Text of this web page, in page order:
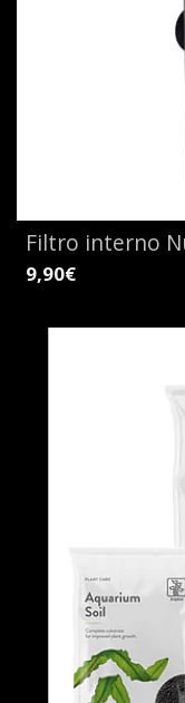
Filtro interno
9,90€